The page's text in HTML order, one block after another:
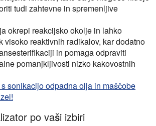
tudi zahtevne in spremenljive
okrepi reakcijsko okolje in lahko
visoko reaktivnih radikalov, kar dodatno
in pomaga odpraviti
pomanjkljivosti nizko kakovostnih
sonikacijo odpadna olja in maščobe
po vaši izbiri